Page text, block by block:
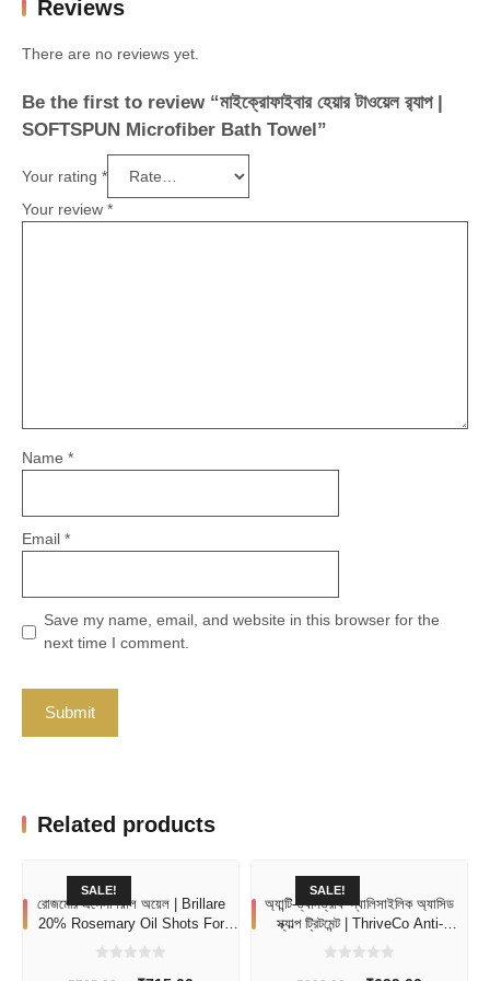
Reviews
There are no reviews yet.
Be the first to review “মাইক্রোফাইবার হেয়ার টাওয়েল র‍্যাপ |
SOFTSPUN Microfiber Bath Towel”
Your rating *
Your review *
Name *
Email *
Save my name, email, and website in this browser for the
next time I comment.
Related products
SALE!
রোজমেরি এসেনশিয়াল অয়েল | Brillare
20% Rosemary Oil Shots For
Rapid Hair Growth
SALE!
অ্যান্টি-ড্যানড্রাফ স্যালিসাইলিক অ্যাসিড
স্ক্যাল্প ট্রিটমেন্ট | ThriveCo Anti-
Dandruff Serum